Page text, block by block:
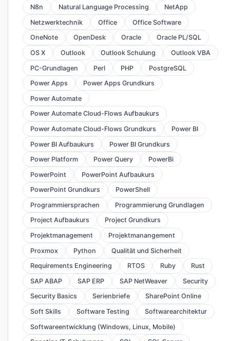
N8n
Natural Language Processing
NetApp
Netzwerktechnik
Office
Office Software
OneNote
OpenDesk Oracle
Oracle PL/SQL
OS X
Outlook Outlook Schulung
Outlook VBA
PC-Grundlagen
Perl PHP
PostgreSQL
Power Apps
Power Apps Grundkurs
Power Automate
Power Automate Cloud-Flows Aufbaukurs
Power Automate Cloud-Flows Grundkurs
Power BI
Power BI Aufbaukurs
Power BI Grundkurs
Power Platform
Power Query
PowerBi
PowerPoint
PowerPoint Aufbaukurs
PowerPoint Grundkurs
PowerShell
Programmiersprachen
Programmierung Grundlagen
Project Aufbaukurs
Project Grundkurs
Projektmanagement
Projektmanangement
Proxmox
Python
Qualität und Sicherheit
Requirements Engineering
RTOS Ruby
Rust
SAP ABAP
SAP ERP SAP NetWeaver
Security
Security Basics
Serienbriefe
SharePoint Online
Soft Skills
Software Testing
Softwarearchitektur
Softwareentwicklung (Windows, Linux, Mobile)